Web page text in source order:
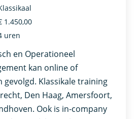
en Operationeel
kan online of
gevolgd. Klassikale training
Den Haag, Amersfoort,
Ook is in-company
1.450,00
uren